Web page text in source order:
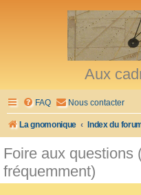
Aux
FAQ Nous contacter
La gnomonique Index du
Foire aux questions
fréquemment)